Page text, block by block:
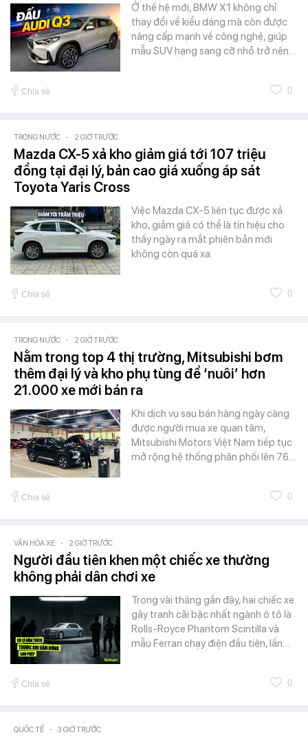
Ở thế hệ mới, BMW X1 không chỉ
thay đổi về kiểu dáng mà còn được
nâng cấp mạnh về công nghệ, giúp
mẫu SUV hạng sang cỡ nhỏ trở nên…
Chia sẻ 0
TRONG NƯỚC - 2 GIỜ TRƯỚC
Mazda CX-5 xả kho giảm giá tới 107 triệu
đồng tại đại lý, bản cao giá xuống áp sát
Toyota Yaris Cross
Việc Mazda CX-5 liên tục được xả
kho, giảm giá có thể là tín hiệu cho
thấy ngày ra mắt phiên bản mới
không còn quá xa.
Chia sẻ 0
TRONG NƯỚC - 2 GIỜ TRƯỚC
Nằm trong top 4 thị trường, Mitsubishi bơm
thêm đại lý và kho phụ tùng để ‘nuôi’ hơn
21.000 xe mới bán ra
Khi dịch vụ sau bán hàng ngày càng
được người mua xe quan tâm,
Mitsubishi Motors Việt Nam tiếp tục
mở rộng hệ thống phân phối lên 76…
Chia sẻ 0
VĂN HÓA XE - 2 GIỜ TRƯỚC
Người đầu tiên khen một chiếc xe thường
không phải dân chơi xe
Trong vài tháng gần đây, hai chiếc xe
gây tranh cãi bậc nhất ngành ô tô là
Rolls-Royce Phantom Scintilla và
mẫu Ferrari chạy điện đầu tiên, lần…
Chia sẻ 0
QUỐC TẾ - 3 GIỜ TRƯỚC